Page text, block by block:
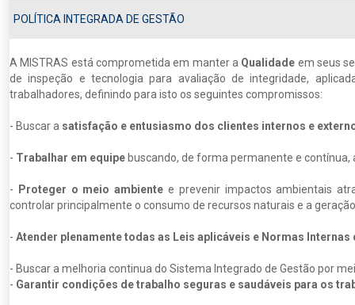
POLÍTICA INTEGRADA DE GESTÃO
A MISTRAS está comprometida em manter a Qualidade em seus
de inspeção e tecnologia para avaliação de integridade,
trabalhadores, definindo para isto os seguintes compromissos:
- Buscar a satisfação e entusiasmo dos clientes internos e
- Trabalhar em equipe buscando, de forma permanente e
- Proteger o meio ambiente e prevenir impactos ambientais
controlar principalmente o consumo de recursos naturais e a
- Atender plenamente todas as Leis aplicáveis e Normas
- Buscar a melhoria continua do Sistema Integrado de Gestão por
- Garantir condições de trabalho seguras e saudáveis para os